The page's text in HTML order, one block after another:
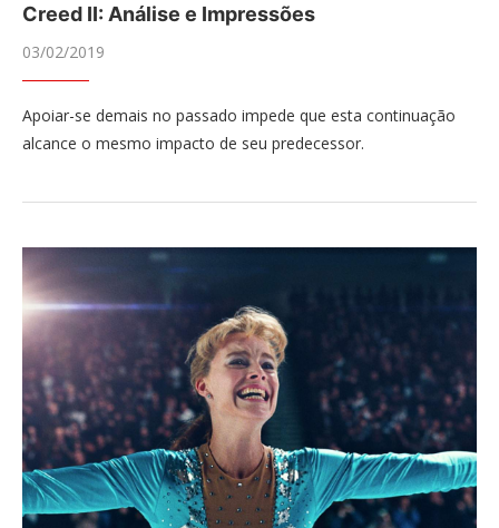
Creed II: Análise e Impressões
03/02/2019
Apoiar-se demais no passado impede que esta continuação
alcance o mesmo impacto de seu predecessor.